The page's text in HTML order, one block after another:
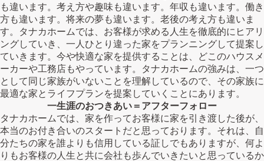
も違います。考え方や趣味も違います。年収も違います。働き
方も違います。将来の夢も違います。老後の考え方も違いま
す。タナカホームでは、お客様が求める人生を徹底的にヒアリ
ングしていき、一人ひとり違った家をプランニングして提案し
ていきます。今や快適な家を提供することは、どこのハウスメ
ーカーや工務店もやっています。タナカホームの強みは、一つ
として同じ家族がいないことを理解しているので、その家族に
最適な家とライフプランを提案していくことにあります。
一生涯のおつきあい＝アフターフォロー
タナカホームでは、家を作ってお客様に家を引き渡した後が、
本当のお付き合いのスタートだと思っております。それは、自
分たちの家を誰よりも信用している証しでもありますが、何よ
りもお客様の人生と共に会社も歩んでいきたいと思っているか